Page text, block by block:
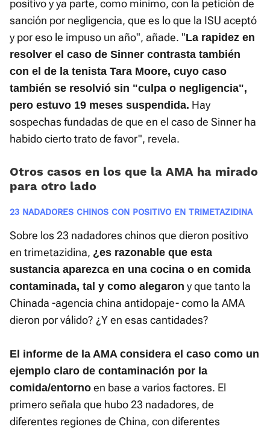
positivo y ya parte, como mínimo, con la petición de
sanción por negligencia, que es lo que la ISU aceptó
y por eso le impuso un año", añade. "La rapidez en
resolver el caso de Sinner contrasta también
con el de la tenista Tara Moore, cuyo caso
también se resolvió sin "culpa o negligencia",
pero estuvo 19 meses suspendida. Hay
sospechas fundadas de que en el caso de Sinner ha
habido cierto trato de favor", revela.
Otros casos en los que la AMA ha mirado
para otro lado
23 NADADORES CHINOS CON POSITIVO EN TRIMETAZIDINA
Sobre los 23 nadadores chinos que dieron positivo
en trimetazidina, ¿es razonable que esta
sustancia aparezca en una cocina o en comida
contaminada, tal y como alegaron y que tanto la
Chinada -agencia china antidopaje- como la AMA
dieron por válido? ¿Y en esas cantidades?
El informe de la AMA considera el caso como un
ejemplo claro de contaminación por la
comida/entorno en base a varios factores. El
primero señala que hubo 23 nadadores, de
diferentes regiones de China, con diferentes